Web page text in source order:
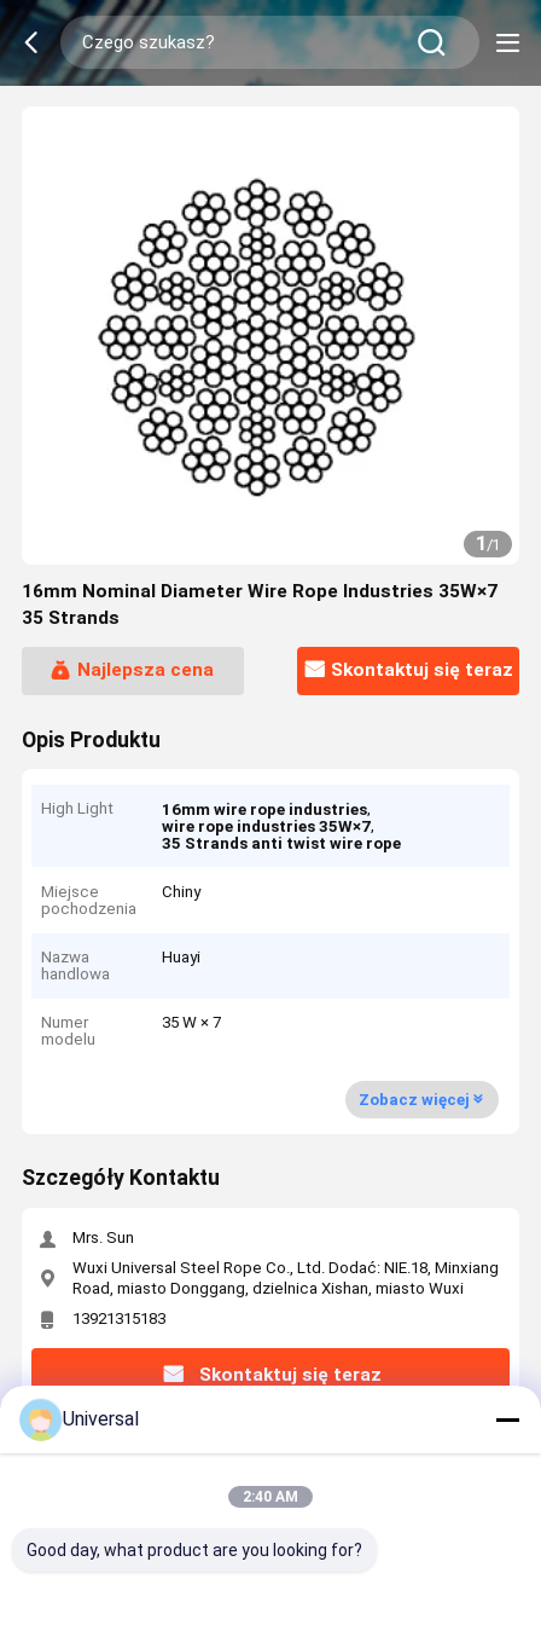
1/1
16mm Nominal Diameter Wire Rope Industries 35W×7
35 Strands
Najlepsza cena Skontaktuj się teraz
Opis Produktu
High Light 16mm wire rope industries,
wire rope industries 35W×7,
35 Strands anti twist wire rope
Miejsce
pochodzenia
Chiny
Nazwa
handlowa
Huayi
Numer
modelu
35 W × 7
Zobacz więcej
Szczegóły Kontaktu
Mrs. Sun
Wuxi Universal Steel Rope Co., Ltd. Dodać: NIE.18, Minxiang
Road, miasto Donggang, dzielnica Xishan, miasto Wuxi
13921315183
Skontaktuj się teraz
Uzyskaj Najlepszą Cenę Za
35W×7 35 Strands
Universal
2:40 AM
Good day, what product are you looking for?